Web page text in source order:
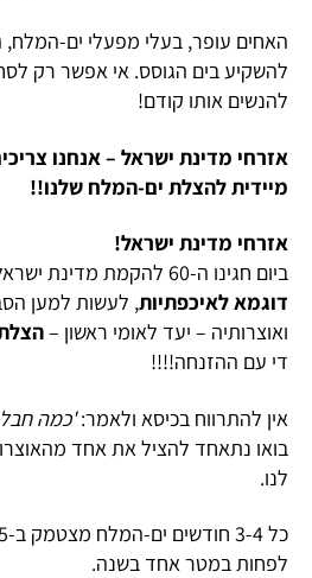
האחים עופר, בעלי מפעלי ים-המלח,
להשקיע בים הגוסס. אי אפשר רק
להנשים אותו קודם!
אזרחי מדינת ישראל – אנחנו
מיידית להצלת ים-המלח שלנו!!
אזרחי מדינת ישראל!
ביום חגינו ה-60 להקמת מדינת ישראל,
דוגמא לאיכפתיות, לעשות למען
ואוצרותיה – יעד לאומי ראשון –
די עם ההזנחה!!!!
אין להתרווח בכיסא ולאמר:'כמה
בואו נתאחד להציל את אחד
לנו.
לפחות במטר אחד בשנה.